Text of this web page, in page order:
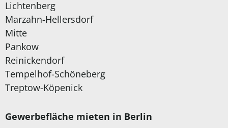
Lichtenberg
Marzahn-Hellersdorf
Mitte
Pankow
Reinickendorf
Tempelhof-Schöneberg
Treptow-Köpenick
Gewerbefläche mieten in Berlin